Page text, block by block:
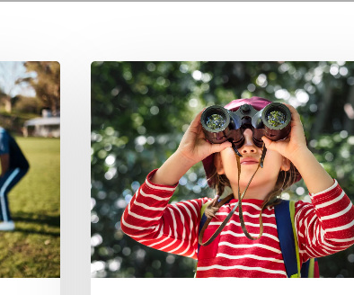
BPJEPS
Animation
Socio-
Éducative
ou
Culturelle
(ASEC)
Promotion
2027